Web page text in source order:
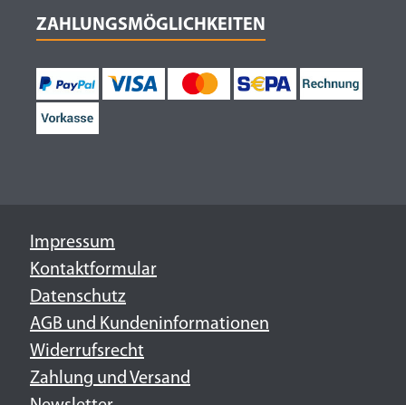
ZAHLUNGSMÖGLICHKEITEN
Impressum
Kontaktformular
Datenschutz
AGB und Kundeninformationen
Widerrufsrecht
Zahlung und Versand